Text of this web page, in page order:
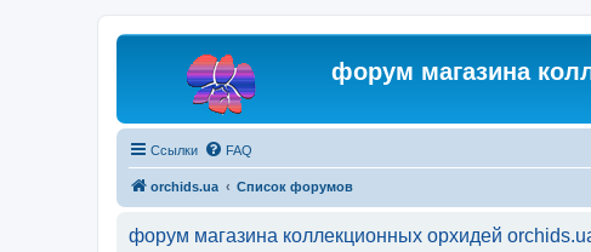
форум магазина
Ссылки FAQ
orchids.ua Список форумов
форум магазина коллекционных орхидей